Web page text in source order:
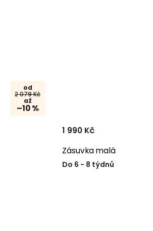
od
2 079 Kč
až
–10 %
Zásuvka malá
Do 6 - 8 týdnů
1 990 Kč